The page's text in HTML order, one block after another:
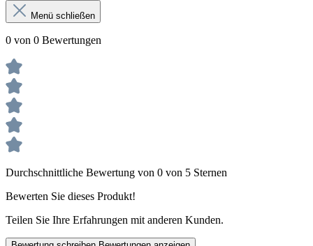
Menü schließen
0 von 0 Bewertungen
Durchschnittliche Bewertung von 0 von 5 Sternen
Bewerten Sie dieses Produkt!
Teilen Sie Ihre Erfahrungen mit anderen Kunden.